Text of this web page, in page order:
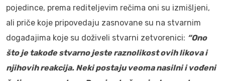
pojedince, prema rediteljevim rečima oni su izmišljeni,
ali priče koje pripovedaju zasnovane su na stvarnim
događajima koje su doživeli stvarni zetvorenici: “Ono
što je takođe stvarno jeste raznolikost ovih likova i
njihovih reakcija. Neki postaju veoma nasilni i vođeni